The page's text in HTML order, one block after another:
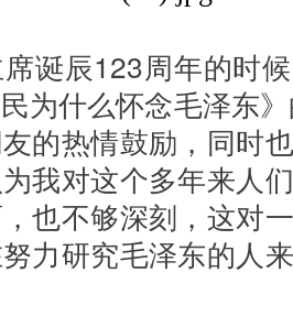
诞辰123周年的时
为什么怀念毛泽东
的热情鼓励，同时
我对这个多年来人
也不够深刻，这对
力研究毛泽东的人